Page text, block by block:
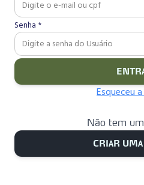
Senha *
Esqueceu
Não tem
CRIAR